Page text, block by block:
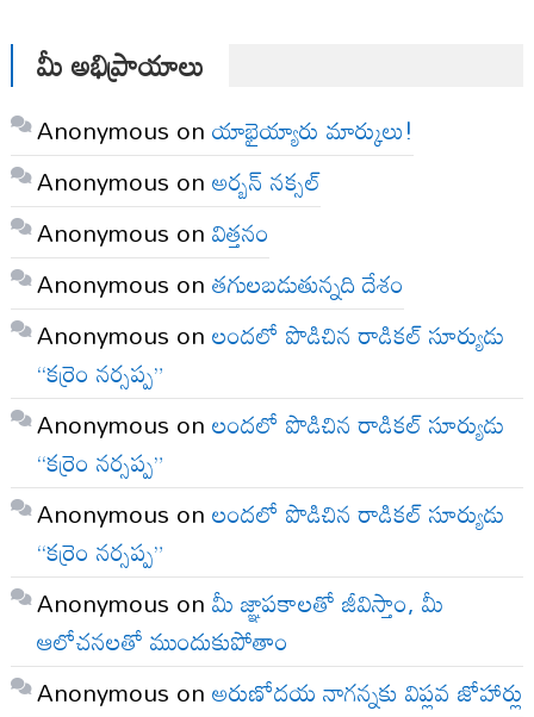
మీ అభిప్రాయాలు
Anonymous onయాభైయ్యారు మార్కులు!
Anonymous onఅర్బన్ నక్సల్
Anonymous onవిత్తనం
Anonymous onతగులబడుతున్నది దేశం
Anonymous onలందలో పొడిచిన రాడికల్ సూర్యుడు
“కర్రెం నర్సప్ప”
Anonymous onలందలో పొడిచిన రాడికల్ సూర్యుడు
“కర్రెం నర్సప్ప”
Anonymous onలందలో పొడిచిన రాడికల్ సూర్యుడు
“కర్రెం నర్సప్ప”
Anonymous onమీ జ్ఞాపకాలతో జీవిస్తాం, మీ
ఆలోచనలతో ముందుకుపోతాం
Anonymous onఅరుణోదయ నాగన్నకు విప్లవ జోహార్లు